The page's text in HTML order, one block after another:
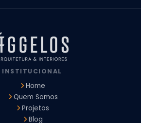
Projeto Comercial em São Paulo
Comercial
Reforma de Apartamento
para Reforma Residencial
para Reforma de Casas
de Interiores Apartamentos
de Interiores Residencial
de Arquitetura e Design
e Design de Interiores
INSTITUCIONAL
Home
Quem Somos
Projetos
Blog